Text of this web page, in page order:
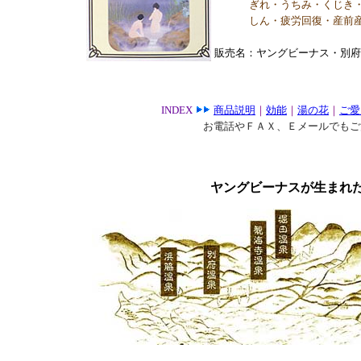
ぎれ・うちみ・くじき
しん・疲労回復・産前
販売名：ヤングビーナス・別
INDEX 商品説明 ｜ 効能 ｜ 湯の花 ｜ ご
お電話やＦＡＸ、Ｅメールでも
ヤングビーナスが生まれ